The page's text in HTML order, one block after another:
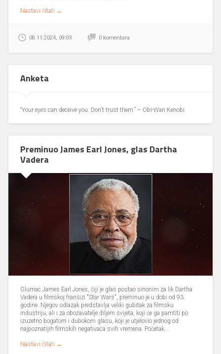
Nastavi čitati →
08.11.2024, 09:03 0 komentara
Anketa
“Your eyes can deceive you. Don’t trust them.” – Obi-Wan Kenobi
Preminuo James Earl Jones, glas Dartha
Vadera
Glumac James Earl Jones, čiji je glas postao sinonim za lik Dartha
Vadera u filmskoj franšizi "Star Wars", preminuo je u dobi od 93.
godine. Njegov odlazak predstavlja veliki gubitak za filmsku
industriju, ali i za obožavatelje diljem svijeta, koji će ga pamtiti po
izuzetno bogatom i dubokom glasu, koji je utjelovio jednog od
najpoznatijih filmskih negativaca svih vremena. Početak...
Nastavi čitati →